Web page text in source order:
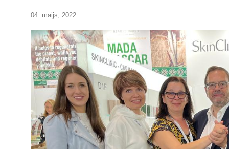
04. maijs, 2022